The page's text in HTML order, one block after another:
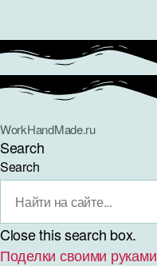
WorkHandMade.ru
Search
Search
Close this search box.
Поделки своими руками